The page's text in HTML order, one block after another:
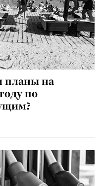
планы на
по